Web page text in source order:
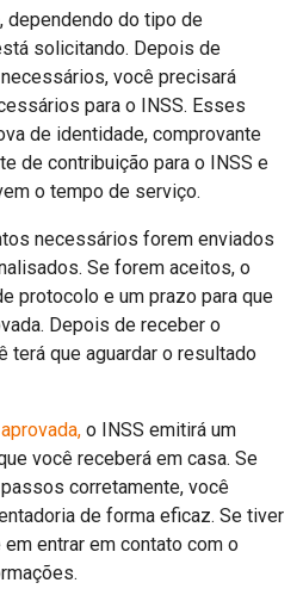
dependendo do tipo de
solicitando. Depois de
você precisará
para o INSS. Esses
de identidade, comprovante
de contribuição para o INSS e
o tempo de serviço.
necessários forem enviados
Se forem aceitos, o
protocolo e um prazo para que
Depois de receber o
terá que aguardar o resultado
aprovada, o INSS emitirá um
você receberá em casa. Se
corretamente, você
de forma eficaz. Se tiver
entrar em contato com o